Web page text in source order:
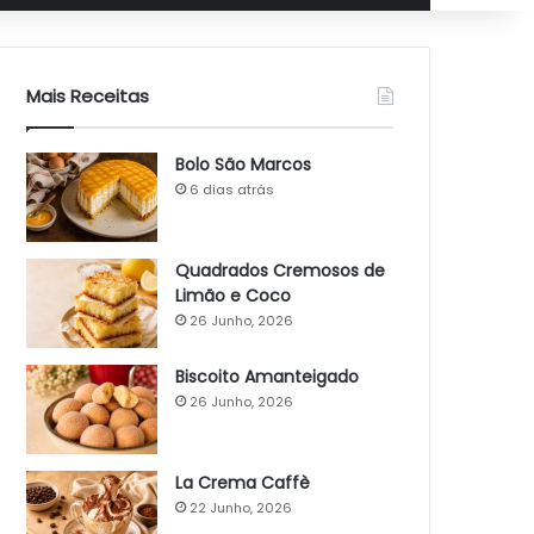
Mais Receitas
Bolo São Marcos
6 dias atrás
Quadrados Cremosos de
Limão e Coco
26 Junho, 2026
Biscoito Amanteigado
26 Junho, 2026
La Crema Caffè
22 Junho, 2026